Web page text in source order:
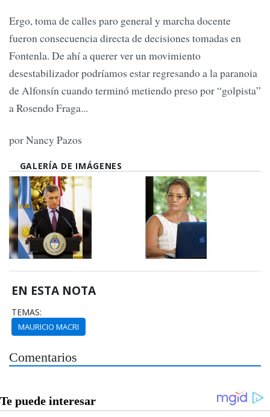
Ergo, toma de calles paro general y marcha docente
fueron consecuencia directa de decisiones tomadas en
Fontenla. De ahí a querer ver un movimiento
desestabilizador podríamos estar regresando a la paranoia
de Alfonsín cuando terminó metiendo preso por “golpista”
a Rosendo Fraga...
por Nancy Pazos
GALERÍA DE IMÁGENES
EN ESTA NOTA
TEMAS:
MAURICIO MACRI
Comentarios